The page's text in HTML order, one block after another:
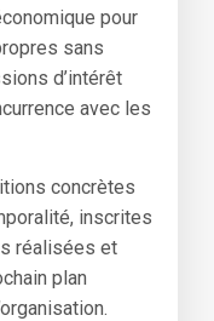
pour
sans
d’intérêt
avec les
concrètes
inscrites
réalisées et
plan